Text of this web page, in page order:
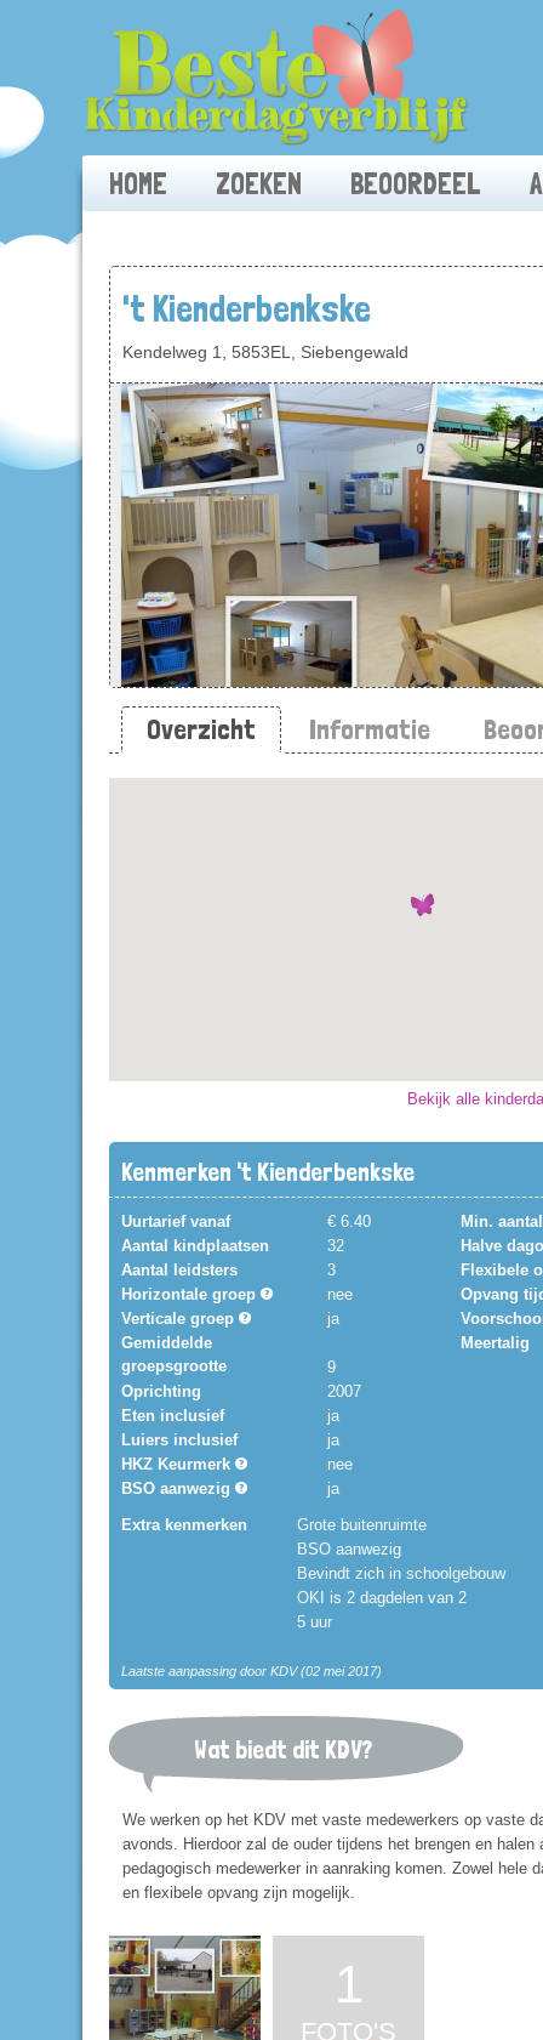
HOME ZOEKEN BEOORDEEL
't Kienderbenkske
Kendelweg 1, 5853EL, Siebengewald
Overzicht Informatie
Bekijk alle
Kenmerken 't Kienderbenkske
Uurtarief vanaf
€ 6.40
Aantal kindplaatsen
32
Aantal leidsters
3
Horizontale groep
nee
Verticale groep
ja
Gemiddelde
groepsgrootte
9
Oprichting
2007
Eten inclusief
ja
Luiers inclusief
ja
HKZ Keurmerk
nee
BSO aanwezig
ja
Min.
Halve
Flexibele
Opvang
Meertalig
Extra kenmerken
Grote buitenruimte
BSO aanwezig
Bevindt zich in schoolgebouw
OKI is 2 dagdelen van 2
5 uur
Laatste aanpassing door KDV (02 mei 2017)
Wat biedt dit KDV?
We werken op het KDV met vaste medewerkers op vaste
avonds. Hierdoor zal de ouder tijdens het brengen en halen
pedagogisch medewerker in aanraking komen. Zowel hele
en flexibele opvang zijn mogelijk.
1
FOTO'S